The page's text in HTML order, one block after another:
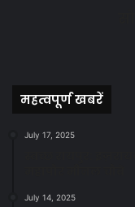
महत्वपूर्ण खबरें
July 17, 2025
July 14, 2025